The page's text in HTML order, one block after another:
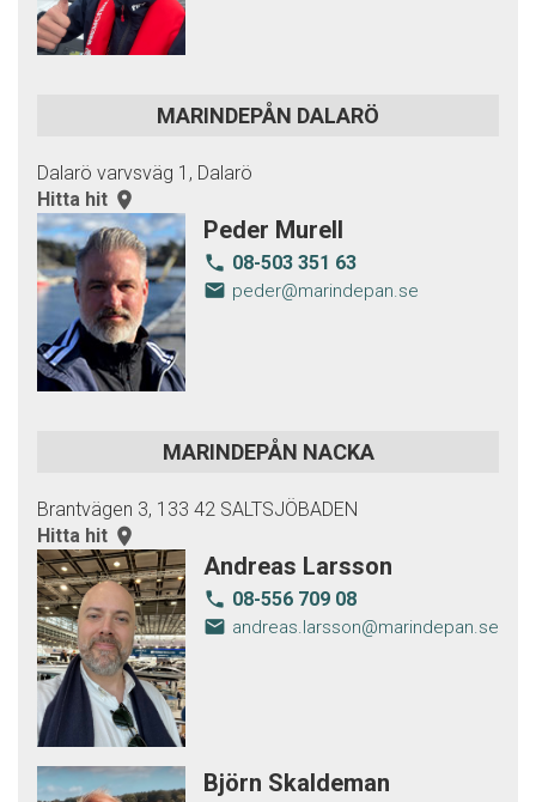
MARINDEPÅN DALARÖ
Dalarö varvsväg 1, Dalarö
Hitta hit room
Peder Murell
local_phone 08-503 351 63
email peder@marindepan.se
MARINDEPÅN NACKA
Brantvägen 3, 133 42 SALTSJÖBADEN
Hitta hit room
Andreas Larsson
local_phone 08-556 709 08
email andreas.larsson@marindepan.se
Björn Skaldeman